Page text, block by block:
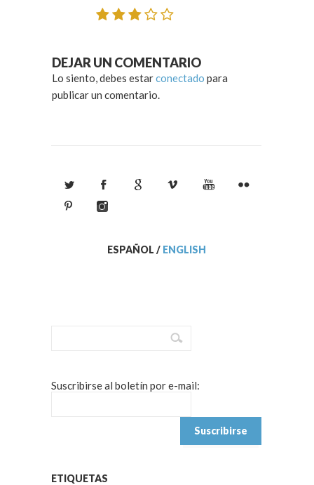
DEJAR UN COMENTARIO
Lo siento, debes estarconectado para
publicar un comentario.
ESPAÑOL / ENGLISH
Suscribirse al boletín por e-mail:
ETIQUETAS